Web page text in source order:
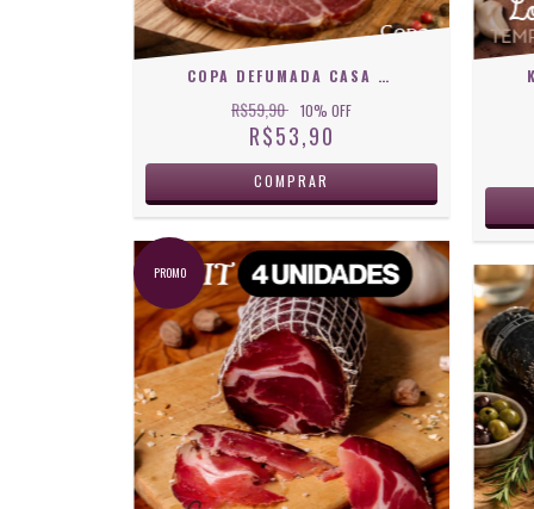
COPA DEFUMADA CASA VELHA
R$59,90 10% OFF
R$53,90
PROMO